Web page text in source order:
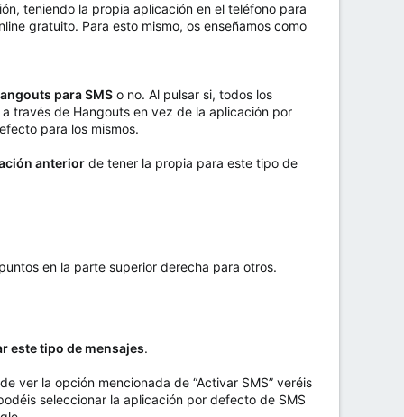
teniendo la propia aplicación en el teléfono para
gratuito. Para esto mismo, os enseñamos como
para SMS o no. Al pulsar si, todos los
través de Hangouts en vez de la aplicación por
para los mismos.
anterior de tener la propia para este tipo de
en la parte superior derecha para otros.
este tipo de mensajes.
ver la opción mencionada de “Activar SMS” veréis
seleccionar la aplicación por defecto de SMS